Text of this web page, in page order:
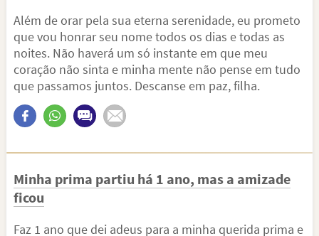
Além de orar pela sua eterna serenidade, eu prometo
que vou honrar seu nome todos os dias e todas as
noites. Não haverá um só instante em que meu
coração não sinta e minha mente não pense em tudo
que passamos juntos. Descanse em paz, filha.
Minha prima partiu há 1 ano, mas a amizade
ficou
Faz 1 ano que dei adeus para a minha querida prima e